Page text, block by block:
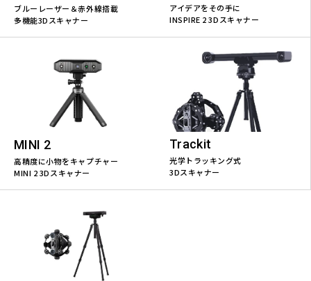
ブルーレーザー＆赤外線搭載
多機能3Dスキャナー
アイデアをその手に
INSPIRE 2 3Dスキャナー
MINI 2
高精度に小物をキャプチャー
MINI 2 3Dスキャナー
Trackit
光学トラッキング式
3Dスキャナー